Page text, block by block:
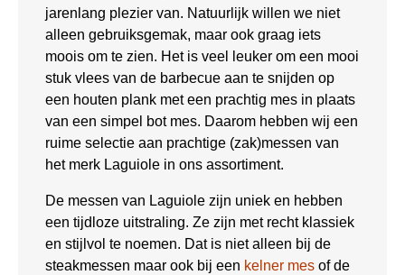
jarenlang plezier van. Natuurlijk willen we niet
alleen gebruiksgemak, maar ook graag iets
moois om te zien. Het is veel leuker om een mooi
stuk vlees van de barbecue aan te snijden op
een houten plank met een prachtig mes in plaats
van een simpel bot mes. Daarom hebben wij een
ruime selectie aan prachtige (zak)messen van
het merk Laguiole in ons assortiment.
De messen van Laguiole zijn uniek en hebben
een tijdloze uitstraling. Ze zijn met recht klassiek
en stijlvol te noemen. Dat is niet alleen bij de
steakmessen maar ook bij een kelner mes of de